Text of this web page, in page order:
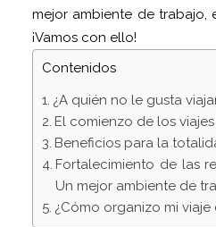
mejor ambiente de trabajo,
¡Vamos con ello!
Contenidos
¿A quién no le gusta
El comienzo de los
Beneficios para la
Fortalecimiento de las
Un mejor ambiente de
¿Cómo organizo mi viaje